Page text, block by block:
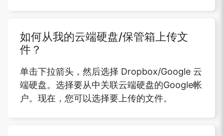
如何从我的云端硬盘/保管箱上传文
件？
单击下拉箭头，然后选择 Dropbox/Google 云
端硬盘。选择要从中关联云端硬盘的Google帐
户。现在，您可以选择要上传的文件。